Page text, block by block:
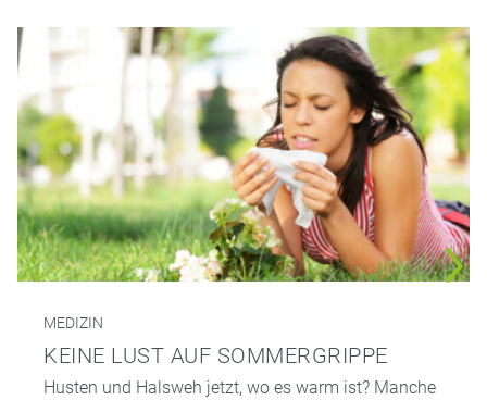
MEDIZIN
KEINE LUST AUF SOMMERGRIPPE
Husten und Halsweh jetzt, wo es warm ist? Manche